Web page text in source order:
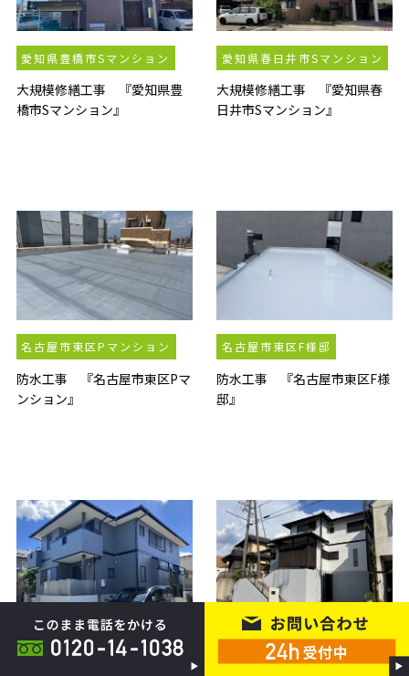
愛知県豊橋市Sマンション
大規模修繕工事 『愛知県豊
橋市Sマンション』
愛知県春日井市Sマンション
大規模修繕工事 『愛知県春
日井市Sマンション』
名古屋市東区Pマンション
防水工事 『名古屋市東区Pマ
ンション』
名古屋市東区F様邸
防水工事 『名古屋市東区F様
邸』
愛知県日進市Y様邸 岐阜県多治見市戸建
外壁塗装工事 『岐阜県多治